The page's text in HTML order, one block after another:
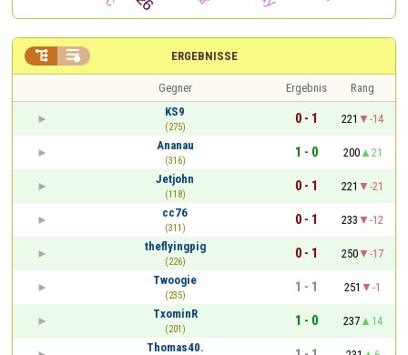
ERGEBNISSE
 
Gegner Ergebnis
Rang
KS9
(275)
0 - 1 221
-14
Ananau
(316)
1 - 0 200
21
Jetjohn
(118)
0 - 1 221
-21
cc76
(311)
0 - 1 233
-12
theflyingpig
(226)
0 - 1 250
-17
Twoogie
(235)
1 - 1 251
-1
TxominR
(201)
1 - 0 237
14
Thomas40.